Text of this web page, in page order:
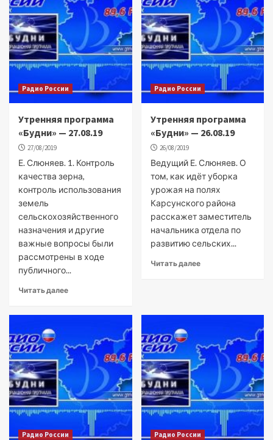
Радио России
Утренняя программа
«Будни» — 27.08.19
27/08/2019
Е. Слюняев. 1. Контроль
качества зерна,
контроль использования
земель
сельскохозяйственного
назначения и другие
важные вопросы были
рассмотрены в ходе
публичного...
Читать далее
Радио России
Утренняя программа
«Будни» — 26.08.19
26/08/2019
Ведущий Е. Слюняев. О
том, как идёт уборка
урожая на полях
Карсунского района
расскажет заместитель
начальника отдела по
развитию сельских...
Читать далее
Радио России Радио России